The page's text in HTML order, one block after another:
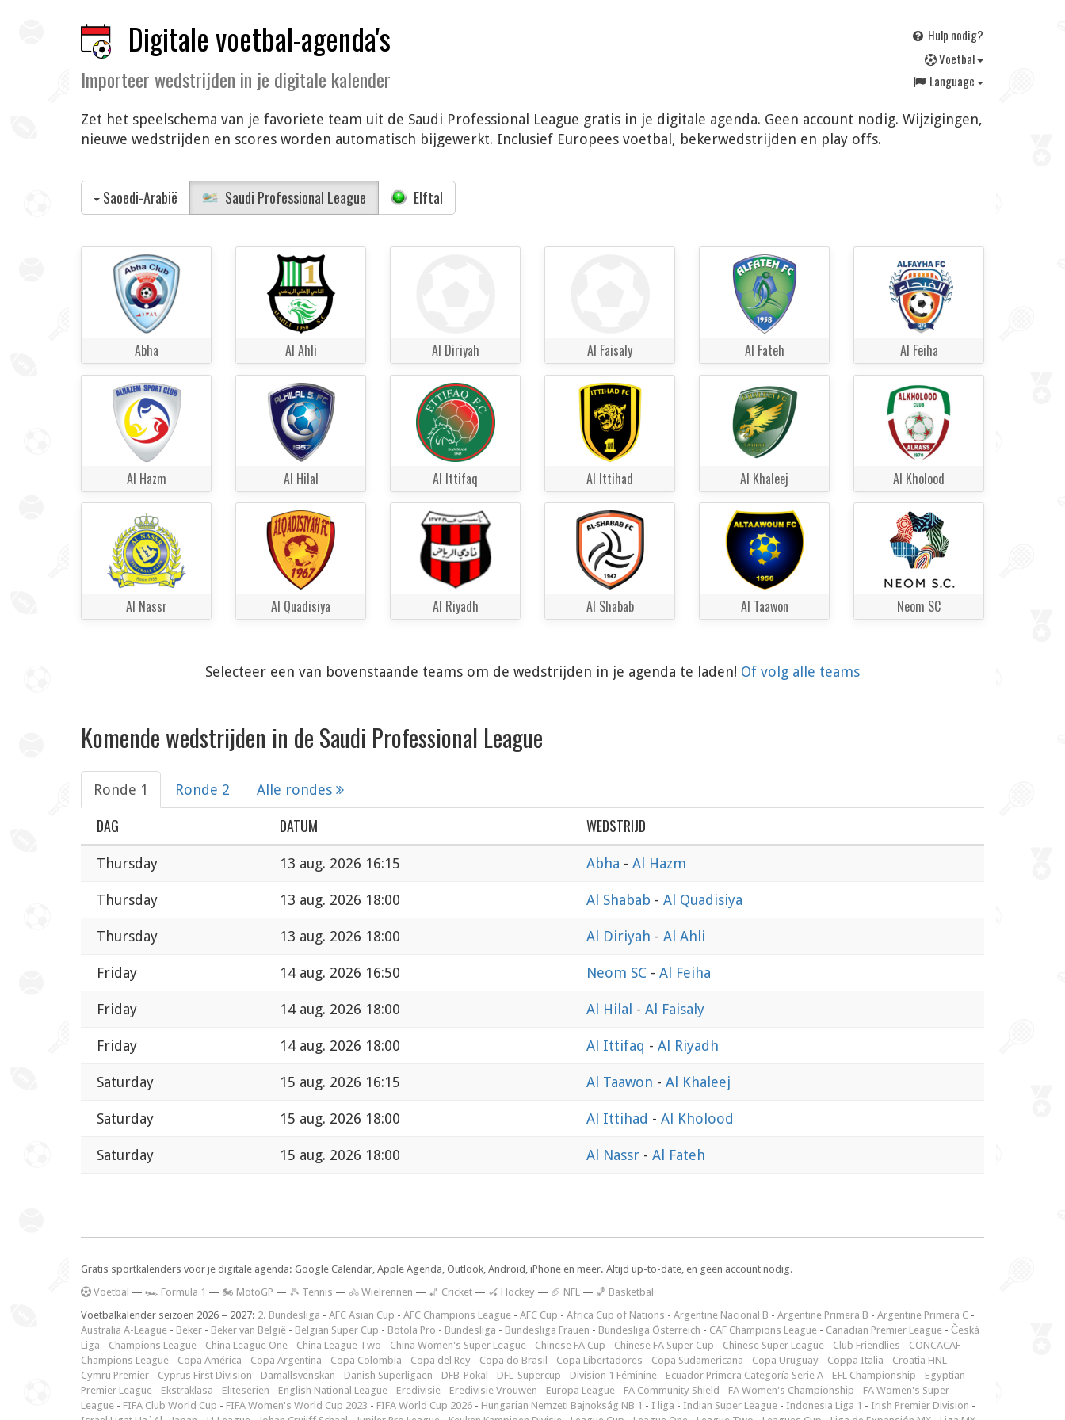
Digitale voetbal-agenda's
Importeer wedstrijden in je digitale kalender
Hulp nodig?
Voetbal
Language
Zet het speelschema van je favoriete team uit de Saudi Professional League gratis in je digitale agenda. Geen account nodig. Wijzigingen,
nieuwe wedstrijden en scores worden automatisch bijgewerkt. Inclusief Europees voetbal, bekerwedstrijden en play offs.
Saoedi-Arabië Saudi Professional League Elftal
Abha Al Ahli Al Diriyah Al Faisaly Al Fateh Al Feiha
Al Hazm Al Hilal Al Ittifaq Al Ittihad Al Khaleej Al Kholood
Al Nassr Al Quadisiya Al Riyadh Al Shabab Al Taawon Neom SC
Selecteer een van bovenstaande teams om de wedstrijden in je agenda te laden! Of volg alle teams
Komende wedstrijden in de Saudi Professional League
Ronde 1 Ronde 2 Alle rondes
DAG DATUM WEDSTRIJD
Thursday 13 aug. 2026 16:15 Abha - Al Hazm
Thursday 13 aug. 2026 18:00 Al Shabab - Al Quadisiya
Thursday 13 aug. 2026 18:00 Al Diriyah - Al Ahli
Friday 14 aug. 2026 16:50 Neom SC - Al Feiha
Friday 14 aug. 2026 18:00 Al Hilal - Al Faisaly
Friday 14 aug. 2026 18:00 Al Ittifaq - Al Riyadh
Saturday 15 aug. 2026 16:15 Al Taawon - Al Khaleej
Saturday 15 aug. 2026 18:00 Al Ittihad - Al Kholood
Saturday 15 aug. 2026 18:00 Al Nassr - Al Fateh
Gratis sportkalenders voor je digitale agenda: Google Calendar, Apple Agenda, Outlook, Android, iPhone en meer. Altijd up-to-date, en geen account nodig.
Voetbal — 🏎️ Formula 1 — 🏍 MotoGP — 🎾 Tennis — 🚴 Wielrennen — 🏏 Cricket — 🏑 Hockey — 🏈 NFL — 🏀 Basketbal
Voetbalkalender seizoen 2026 – 2027: 2. Bundesliga - AFC Asian Cup - AFC Champions League - AFC Cup - Africa Cup of Nations - Argentine Nacional B - Argentine Primera B - Argentine Primera C -
Australia A-League - Beker - Beker van België - Belgian Super Cup - Botola Pro - Bundesliga - Bundesliga Frauen - Bundesliga Österreich - CAF Champions League - Canadian Premier League - Česká
Liga - Champions League - China League One - China League Two - China Women's Super League - Chinese FA Cup - Chinese FA Super Cup - Chinese Super League - Club Friendlies - CONCACAF
Champions League - Copa América - Copa Argentina - Copa Colombia - Copa del Rey - Copa do Brasil - Copa Libertadores - Copa Sudamericana - Copa Uruguay - Coppa Italia - Croatia HNL -
Cymru Premier - Cyprus First Division - Damallsvenskan - Danish Superligaen - DFB-Pokal - DFL-Supercup - Division 1 Féminine - Ecuador Primera Categoría Serie A - EFL Championship - Egyptian
Premier League - Ekstraklasa - Eliteserien - English National League - Eredivisie - Eredivisie Vrouwen - Europa League - FA Community Shield - FA Women's Championship - FA Women's Super
League - FIFA Club World Cup - FIFA Women's World Cup 2023 - FIFA World Cup 2026 - Hungarian Nemzeti Bajnokság NB 1 - I liga - Indian Super League - Indonesia Liga 1 - Irish Premier Division -